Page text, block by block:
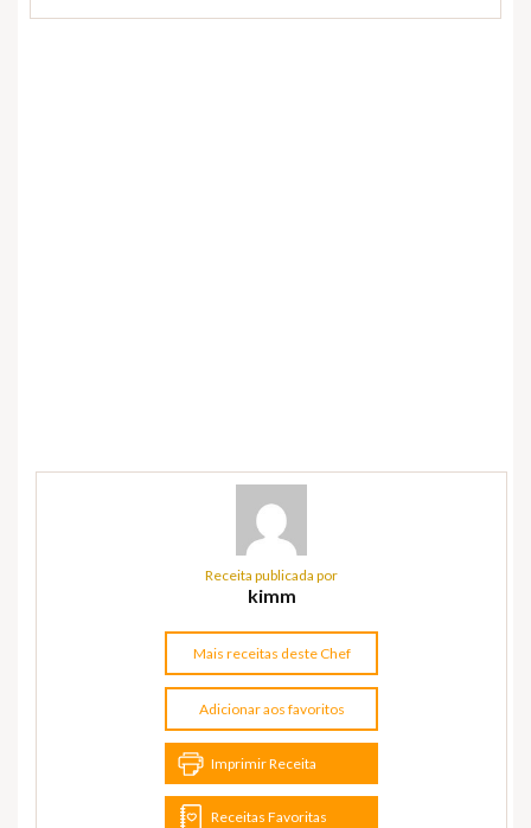
Receita publicada por
kimm
Mais receitas deste Chef
Adicionar aos favoritos
Imprimir Receita
Receitas Favoritas